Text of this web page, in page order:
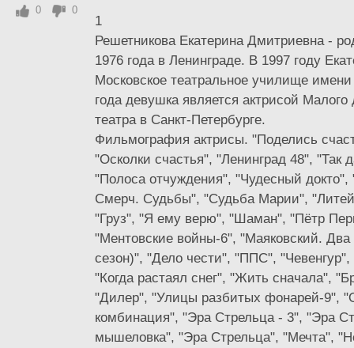
1
Решетникова Екатерина Дмитриевна -
1976 года в Ленинграде. В 1997 году
Московское театральное училище
года девушка является актрисой Малого
театра в Санкт-Петербурге.
Фильмография актрисы. "Поделись
"Осколки счастья", "Ленинград 48", "Так
"Полоса отчуждения", "Чудесный
Смерч. Судьбы", "Судьба Марии",
"Груз", "Я ему верю", "Шаман", "Пётр
"Ментовские войны-6", "Маяковский.
сезон)", "Дело чести", "ППС", "Чевенгур",
"Когда растаял снег", "Жить сначала",
"Дилер", "Улицы разбитых фонарей-9",
комбинация", "Эра Стрельца - 3", "Эра
мышеловка", "Эра Стрельца", "Мечта",
0 0